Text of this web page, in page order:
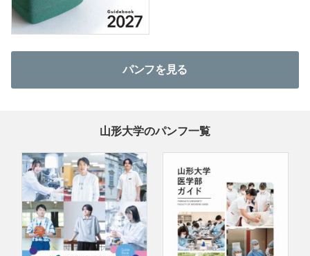
パンフを見る
山形大学のパンフ一覧